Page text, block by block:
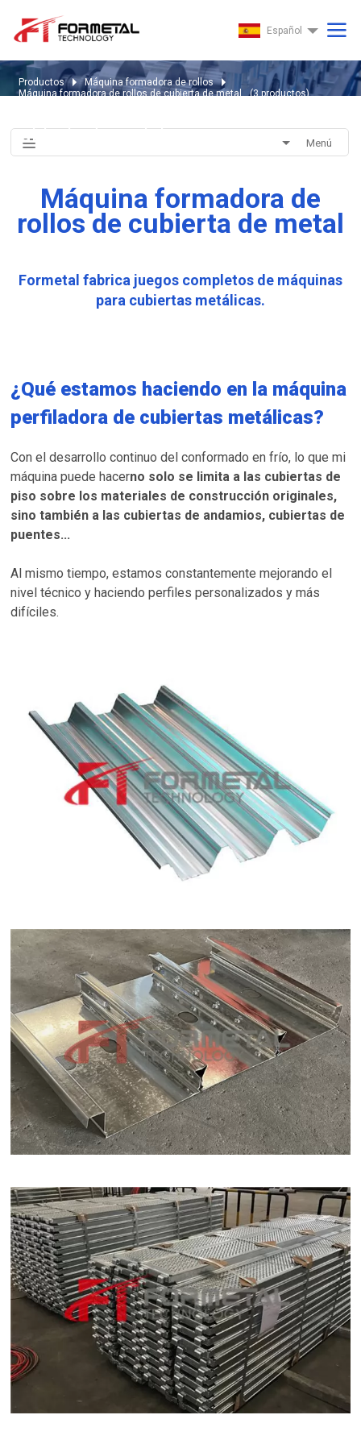
Español
Productos
Máquina formadora de rollos
Máquina formadora de rollos de cubierta de metal
(3productos)
cubierta de metal
Menú
Máquina formadora de
rollos de cubierta de metal
Formetal fabrica juegos completos de máquinas
para cubiertas metálicas.
¿Qué estamos haciendo en la máquina
perfiladora de cubiertas metálicas?
Con el desarrollo continuo del conformado en frío, lo que mi
máquina puede hacerno solo se limita a las cubiertas de
piso sobre los materiales de construcción originales,
sino también a las cubiertas de andamios, cubiertas de
puentes...
Al mismo tiempo, estamos constantemente mejorando el
nivel técnico y haciendo perfiles personalizados y más
difíciles.